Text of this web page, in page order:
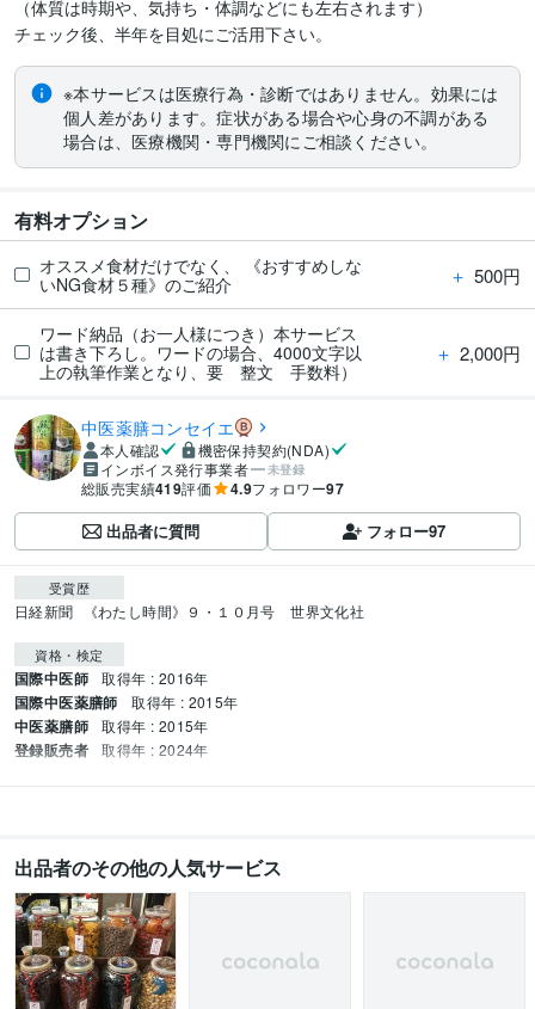
（体質は時期や、気持ち・体調などにも左右されます）
チェック後、半年を目処にご活用下さい。
※本サービスは医療行為・診断ではありません。効果には
個人差があります。症状がある場合や心身の不調がある
場合は、医療機関・専門機関にご相談ください。
有料オプション
オススメ食材だけでなく、 《おすすめしな
いNG食材５種》のご紹介
＋ 500円
ワード納品（お一人様につき）本サービス
は書き下ろし。ワードの場合、4000文字以
上の執筆作業となり、要 整文 手数料）
＋ 2,000円
中医薬膳コンセイエ
本人確認
機密保持契約(NDA)
インボイス発行事業者
未登録
総販売実績419評価 4.9フォロワー97
出品者に質問 フォロー97
受賞歴
日経新聞 《わたし時間》９・１０月号　世界文化社
資格・検定
国際中医師 取得年 : 2016年
国際中医薬膳師 取得年 : 2015年
中医薬膳師 取得年 : 2015年
登録販売者 取得年 : 2024年
出品者のその他の人気サービス